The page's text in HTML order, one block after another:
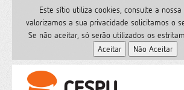
Este sítio utiliza cookies, consulte a nossa
valorizamos a sua privacidade solicitamos o
Se não aceitar, só serão utilizados os